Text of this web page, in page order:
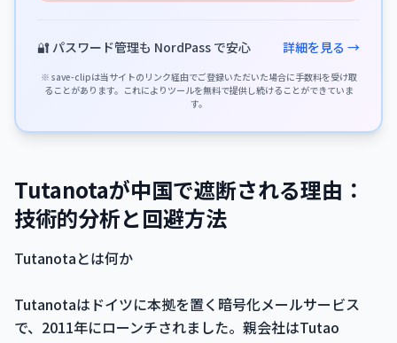
🔐 パスワード管理も NordPass で安心 詳細を見る →
※ save-clipは当サイトのリンク経由でご登録いただいた場合に手数料を受け取
ることがあります。これによりツールを無料で提供し続けることができていま
す。
Tutanotaが中国で遮断される理由：
技術的分析と回避方法
Tutanotaとは何か
Tutanotaはドイツに本拠を置く暗号化メールサービス
で、2011年にローンチされました。親会社はTutao